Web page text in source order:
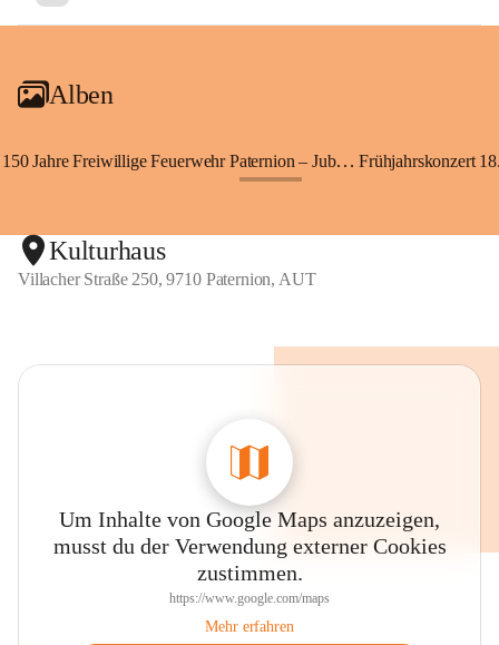
Alben
150 Jahre Freiwillige Feuerwehr Paternion – Jubiläumsfest Frühjahrskonzert
Kulturhaus
Villacher Straße 250, 9710 Paternion, AUT
Um Inhalte von Google Maps anzuzeigen,
musst du der Verwendung externer Cookies
zustimmen.
https://www.google.com/maps
Mehr erfahren